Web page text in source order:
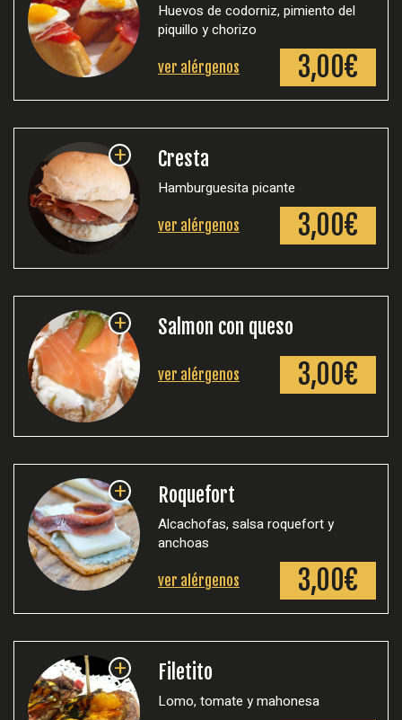
Huevos de codorniz, pimiento del
piquillo y chorizo
ver alérgenos 3,00€
+ Cresta
Hamburguesita picante
ver alérgenos 3,00€
+ Salmon con queso
ver alérgenos 3,00€
+ Roquefort
Alcachofas, salsa roquefort y
anchoas
ver alérgenos 3,00€
+ Filetito
Lomo, tomate y mahonesa